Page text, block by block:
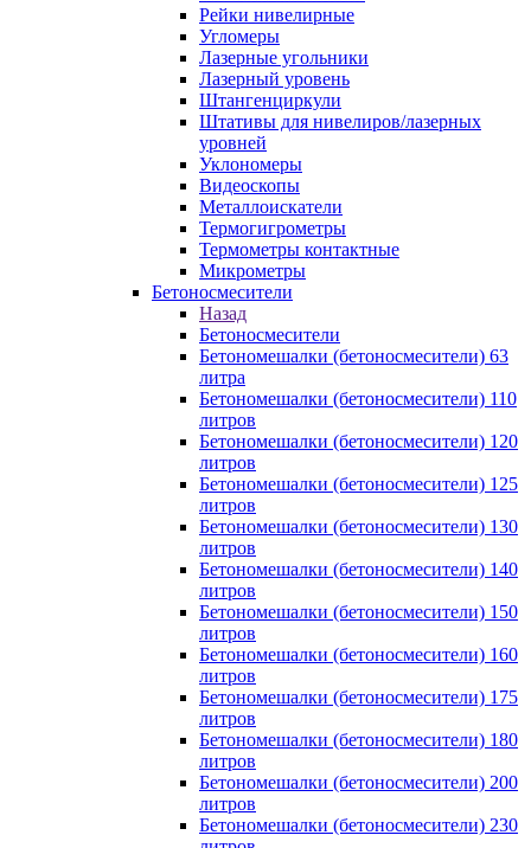
Рейки нивелирные
Угломеры
Лазерные угольники
Лазерный уровень
Штангенциркули
Штативы для нивелиров/лазерных
уровней
Уклономеры
Видеоскопы
Металлоискатели
Термогигрометры
Термометры контактные
Микрометры
Бетоносмесители
Назад
Бетоносмесители
Бетономешалки (бетоносмесители) 63
литра
Бетономешалки (бетоносмесители) 110
литров
Бетономешалки (бетоносмесители) 120
литров
Бетономешалки (бетоносмесители) 125
литров
Бетономешалки (бетоносмесители) 130
литров
Бетономешалки (бетоносмесители) 140
литров
Бетономешалки (бетоносмесители) 150
литров
Бетономешалки (бетоносмесители) 160
литров
Бетономешалки (бетоносмесители) 175
литров
Бетономешалки (бетоносмесители) 180
литров
Бетономешалки (бетоносмесители) 200
литров
Бетономешалки (бетоносмесители) 230